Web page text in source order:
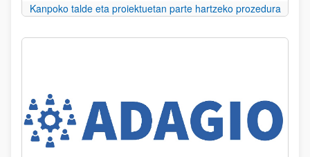
Kanpoko talde eta proiektuetan parte hartzeko prozedura